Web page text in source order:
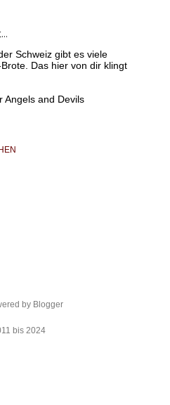
Schweiz gibt es viele
Das hier von dir klingt
Angels and Devils
by Blogger
bis 2024